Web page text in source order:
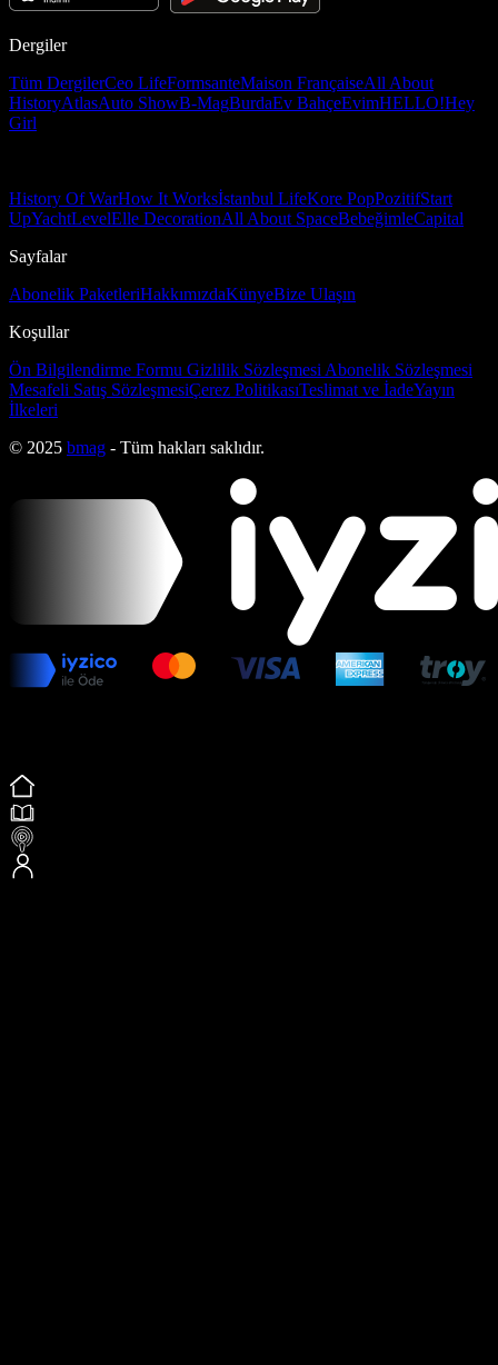
Dergiler
Tüm DergilerCeo LifeFormsanteMaison FrançaiseAll About
HistoryAtlasAuto ShowB-MagBurdaEv BahçeEvimHELLO!Hey
Girl
History Of WarHow It Worksİstanbul LifeKore PopPozitifStart
UpYachtLevelElle DecorationAll About SpaceBebeğimleCapital
Sayfalar
Abonelik PaketleriHakkımızdaKünyeBize Ulaşın
Koşullar
Ön Bilgilendirme Formu Gizlilik Sözleşmesi Abonelik Sözleşmesi
Mesafeli Satış SözleşmesiÇerez PolitikasıTeslimat ve İadeYayın
İlkeleri
© 2025 bmag - Tüm hakları saklıdır.